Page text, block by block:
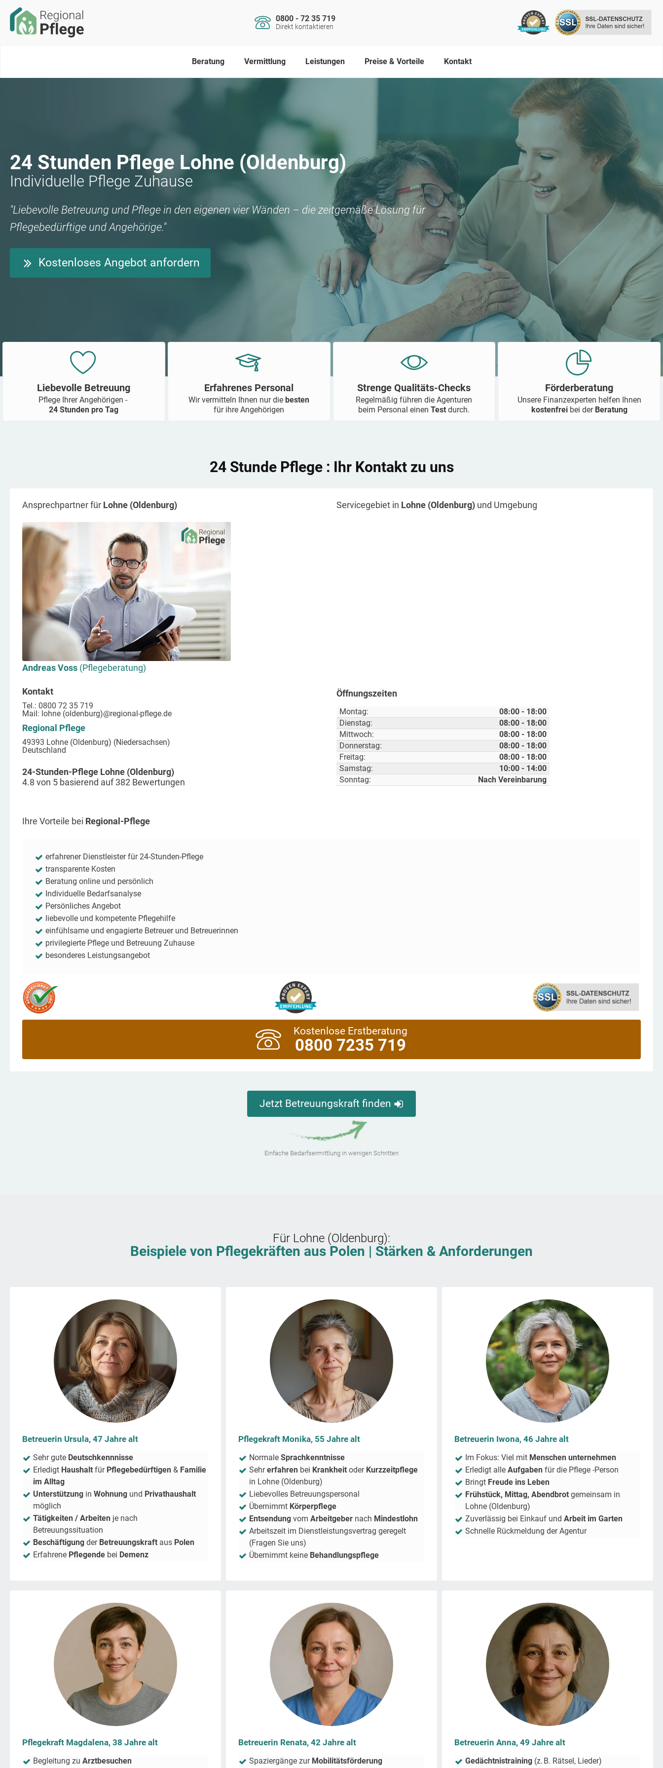
0800 - 72 35 719
Direkt kontaktieren
Beratung Vermittlung Leistungen Preise & Vorteile Kontakt
24 Stunden Pflege Lohne (Oldenburg)
Individuelle Pflege Zuhause
"Liebevolle Betreuung und Pflege in den eigenen vier Wänden – die zeitgemäße Lösung für
Pflegebedürftige und Angehörige."
Kostenloses Angebot anfordern
Liebevolle Betreuung
Pflege Ihrer Angehörigen -
24 Stunden pro Tag
Erfahrenes Personal
Wir vermitteln Ihnen nur diebesten
für ihre Angehörigen
Strenge Qualitäts-Checks
Regelmäßig führen die Agenturen
beim Personal einenTestdurch.
Förderberatung
Unsere Finanzexperten helfen Ihnen
kostenfrei bei der Beratung
24 Stunde Pflege : Ihr Kontakt zu uns
Ansprechpartner für Lohne (Oldenburg)
Andreas Voss (Pflegeberatung)
Kontakt
Tel.: 0800 72 35 719
Mail: lohne (oldenburg)@regional-pflege.de
Regional Pflege
49393 Lohne (Oldenburg) (Niedersachsen)
Deutschland
24-Stunden-Pflege Lohne (Oldenburg)
4.8 von 5 basierend auf382 Bewertungen
Servicegebiet in Lohne (Oldenburg) und Umgebung
Öffnungszeiten
Montag:
08:00 - 18:00
Dienstag:
08:00 - 18:00
Mittwoch:
08:00 - 18:00
Donnerstag:
08:00 - 18:00
Freitag:
08:00 - 18:00
Samstag:
10:00 - 14:00
Sonntag:
Nach Vereinbarung
Ihre Vorteile bei Regional-Pflege
erfahrener Dienstleister für 24-Stunden-Pflege
transparente Kosten
Beratung online und persönlich
Individuelle Bedarfsanalyse
Persönliches Angebot
liebevolle und kompetente Pflegehilfe
einfühlsame und engagierte Betreuer und Betreuerinnen
privilegierte Pflege und Betreuung Zuhause
besonderes Leistungsangebot
Kostenlose Erstberatung
0800 7235 719
Jetzt Betreuungskraft finden
Einfache Bedarfsermittlung in wenigen Schritten
Für Lohne (Oldenburg):
Beispiele von Pflegekräften aus Polen | Stärken & Anforderungen
Betreuerin Ursula, 47 Jahre alt
Sehr gute Deutschkennnisse
Erledigt Haushalt für Pflegebedürftigen & Familie
im Alltag
Unterstützung in Wohnung und Privathaushalt
möglich
Tätigkeiten / Arbeiten je nach
Betreuungssituation
Beschäftigung der Betreuungskraft aus Polen
Erfahrene Pflegende bei Demenz
Pflegekraft Monika, 55 Jahre alt
Normale Sprachkenntnisse
Sehrerfahren bei Krankheit oder Kurzzeitpflege
in Lohne (Oldenburg)
Liebevolles Betreuungspersonal
Übernimmt Körperpflege
Entsendung vom Arbeitgeber nach Mindestlohn
Arbeitszeit im Dienstleistungsvertrag geregelt
(Fragen Sie uns)
Übernimmt keine Behandlungspflege
Betreuerin Iwona, 46 Jahre alt
Im Fokus: Viel mit Menschen unternehmen
Erledigt alle Aufgaben für die Pflege -Person
Bringt Freude ins Leben
Frühstück, Mittag, Abendbrot gemeinsam in
Lohne (Oldenburg)
Zuverlässig bei Einkauf und Arbeit im Garten
Schnelle Rückmeldung der Agentur
Pflegekraft Magdalena, 38 Jahre alt
Begleitung zu Arztbesuchen
Betreuerin Renata, 42 Jahre alt
Spaziergänge zur Mobilitätsförderung
Betreuerin Anna, 49 Jahre alt
Gedächtnistraining (z. B. Rätsel, Lieder)